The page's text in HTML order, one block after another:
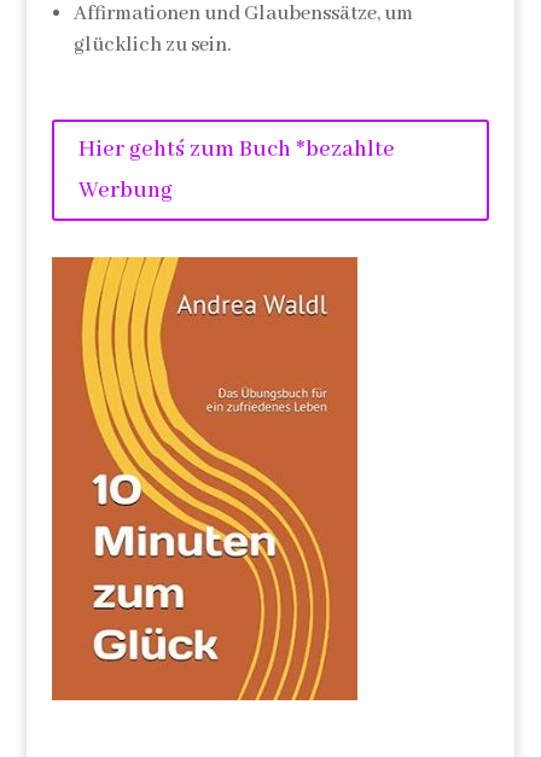
Affirmationen und Glaubenssätze, um
glücklich zu sein.
Hier geht´s zum Buch *bezahlte
Werbung